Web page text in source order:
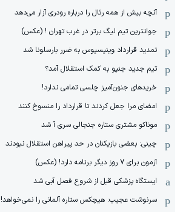
آنچه بیش از همه رئال را درباره رودری آزار می‌دهد
جوانترین تیم لیگ برتر در غرب تهران ! (عکس)
تمدید قرارداد وینیسیوس به ضرر بارسلونا شد
تیم جدید جنپو به کمک استقلال آمد؟
خریدهای جنون‌آمیز چلسی تمامی ندارد!
امضای مرا جعل کردند تا قرارداد را منسوخ کنند
موناکو مشتری ستاره جنجالی سری آ شد
چینی: بعضی بازیکنان در حد پیراهن استقلال نبودند
آزمون برای 7 روز دیگر برنامه دارد! (عکس)
ایستگاه پزشکی قبل از شروع فصل آبی شد
سرنوشت عجیب: هیچکس ستاره آلمانی را نمی‌خواهد!